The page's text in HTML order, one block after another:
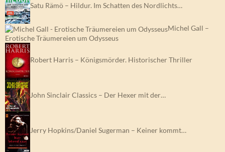
Satu Rämö – Hildur. Im Schatten des Nordlichts…
Michel Gall –
Erotische Träumereien um Odysseus
Robert Harris – Königsmörder. Historischer Thriller
John Sinclair Classics – Der Hexer mit der…
Jerry Hopkins/Daniel Sugerman – Keiner kommt…